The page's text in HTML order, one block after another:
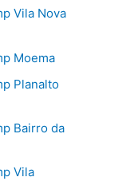
Vila Nova
Moema
Planalto
Bairro da
Vila